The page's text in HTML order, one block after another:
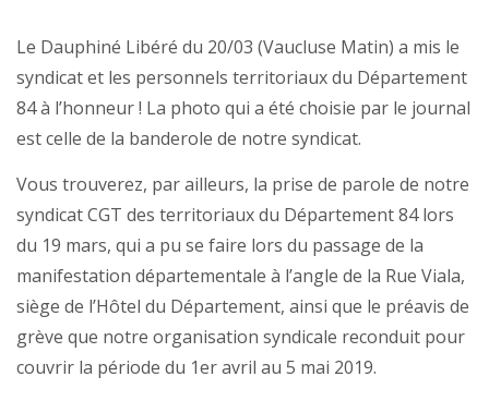
Le Dauphiné Libéré du 20/03 (Vaucluse Matin) a mis le
syndicat et les personnels territoriaux du Département
84 à l’honneur ! La photo qui a été choisie par le journal
est celle de la banderole de notre syndicat.
Vous trouverez, par ailleurs, la prise de parole de notre
syndicat CGT des territoriaux du Département 84 lors
du 19 mars, qui a pu se faire lors du passage de la
manifestation départementale à l’angle de la Rue Viala,
siège de l’Hôtel du Département, ainsi que le préavis de
grève que notre organisation syndicale reconduit pour
couvrir la période du 1er avril au 5 mai 2019.